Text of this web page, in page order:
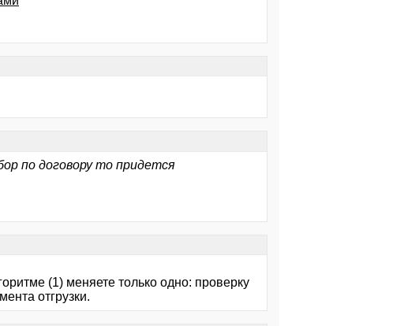
по договору то придется
(1) меняете только одно: проверку
отгрузки.